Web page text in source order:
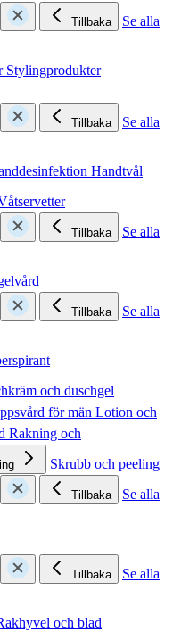
Tillbaka
Se alla
Stylingprodukter
Tillbaka
Se alla
Handtvål
Tillbaka
Se alla
Tillbaka
Se alla
och duschgel
för män Lotion och
Rakning och
Skrubb och peeling
Tillbaka
Se alla
Tillbaka
Se alla
och blad